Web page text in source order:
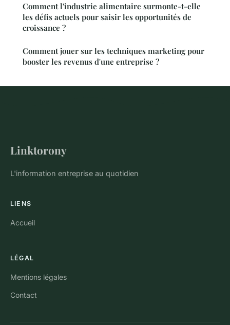
Comment l'industrie alimentaire surmonte-t-elle
les défis actuels pour saisir les opportunités de
croissance ?
Comment jouer sur les techniques marketing pour
booster les revenus d'une entreprise ?
Linktorony
L'information entreprise au quotidien
LIENS
Accueil
LÉGAL
Mentions légales
Contact